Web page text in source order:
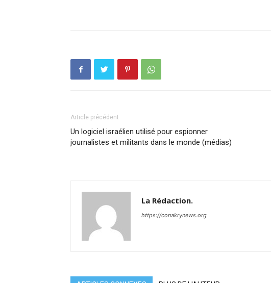
Article précédent
Un logiciel israélien utilisé pour espionner
journalistes et militants dans le monde (médias)
La Rédaction.
https://conakrynews.org